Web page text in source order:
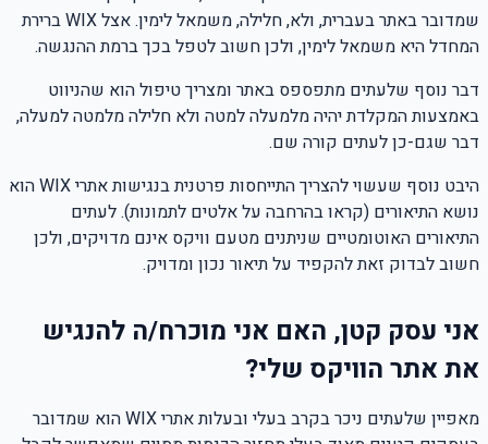
שמדובר באתר בעברית, ולא, חלילה, משמאל לימין. אצל WIX ברירת
המחדל היא משמאל לימין, ולכן חשוב לטפל בכך ברמת ההנגשה.
דבר נוסף שלעתים מתפספס באתר ומצריך טיפול הוא שהניווט
באמצעות המקלדת יהיה מלמעלה למטה ולא חלילה מלמטה למעלה,
דבר שגם-כן לעתים קורה שם.
היבט נוסף שעשוי להצריך התייחסות פרטנית בנגישות אתרי WIX הוא
נושא התיאורים (קראו בהרחבה על אלטים לתמונות). לעתים
התיאורים האוטומטיים שניתנים מטעם וויקס אינם מדויקים, ולכן
חשוב לבדוק זאת להקפיד על תיאור נכון ומדויק.
אני עסק קטן, האם אני מוכרח/ה להנגיש
את אתר הוויקס שלי?
מאפיין שלעתים ניכר בקרב בעלי ובעלות אתרי WIX הוא שמדובר